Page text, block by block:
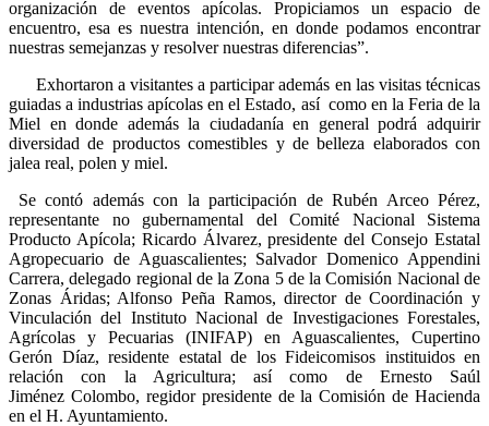
organización de eventos apícolas. Propiciamos un espacio de
encuentro, esa es nuestra intención, en donde podamos encontrar
nuestras semejanzas y resolver nuestras diferencias”.
Exhortaron a visitantes a participar además en las visitas técnicas
guiadas a industrias apícolas en el Estado, así como en la Feria de la
Miel en donde además la ciudadanía en general podrá adquirir
diversidad de productos comestibles y de belleza elaborados con
jalea real, polen y miel.
Se contó además con la participación de Rubén Arceo Pérez,
representante no gubernamental del Comité Nacional Sistema
Producto Apícola; Ricardo Álvarez, presidente del Consejo Estatal
Agropecuario de Aguascalientes; Salvador Domenico Appendini
Carrera, delegado regional de la Zona 5 de la Comisión Nacional de
Zonas Áridas; Alfonso Peña Ramos, director de Coordinación y
Vinculación del Instituto Nacional de Investigaciones Forestales,
Agrícolas y Pecuarias (INIFAP) en Aguascalientes, Cupertino
Gerón Díaz, residente estatal de los Fideicomisos instituidos en
relación con la Agricultura; así como de Ernesto Saúl
Jiménez Colombo, regidor presidente de la Comisión de Hacienda
en el H. Ayuntamiento.